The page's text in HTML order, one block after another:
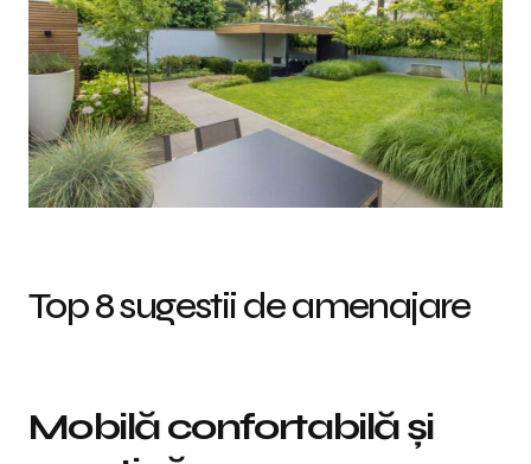
Top 8 sugestii de amenajare
Mobilă confortabilă și